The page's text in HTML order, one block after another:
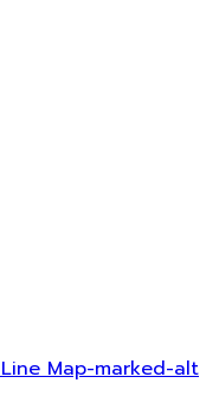
Line Map-marked-alt